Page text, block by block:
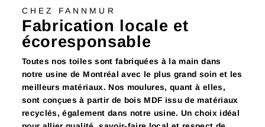
CHEZ FANNMUR
Fabrication locale et
écoresponsable
Toutes nos toiles sont fabriquées à la main dans
notre usine de Montréal avec le plus grand soin et les
meilleurs matériaux. Nos moulures, quant à elles,
sont conçues à partir de bois MDF issu de matériaux
recyclés, également dans notre usine. Un choix idéal